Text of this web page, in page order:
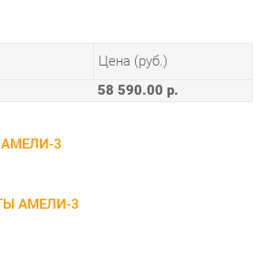
58 590.00 р.
3
АМЕЛИ-3